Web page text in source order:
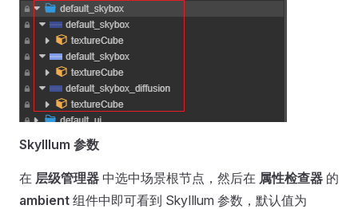
SkyIllum 参数
在 层级管理器 中选中场景根节点，然后在 属性检查器 的
ambient 组件中即可看到 SkyIllum 参数，默认值为